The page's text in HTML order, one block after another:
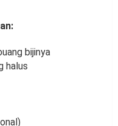
bijinya
halus